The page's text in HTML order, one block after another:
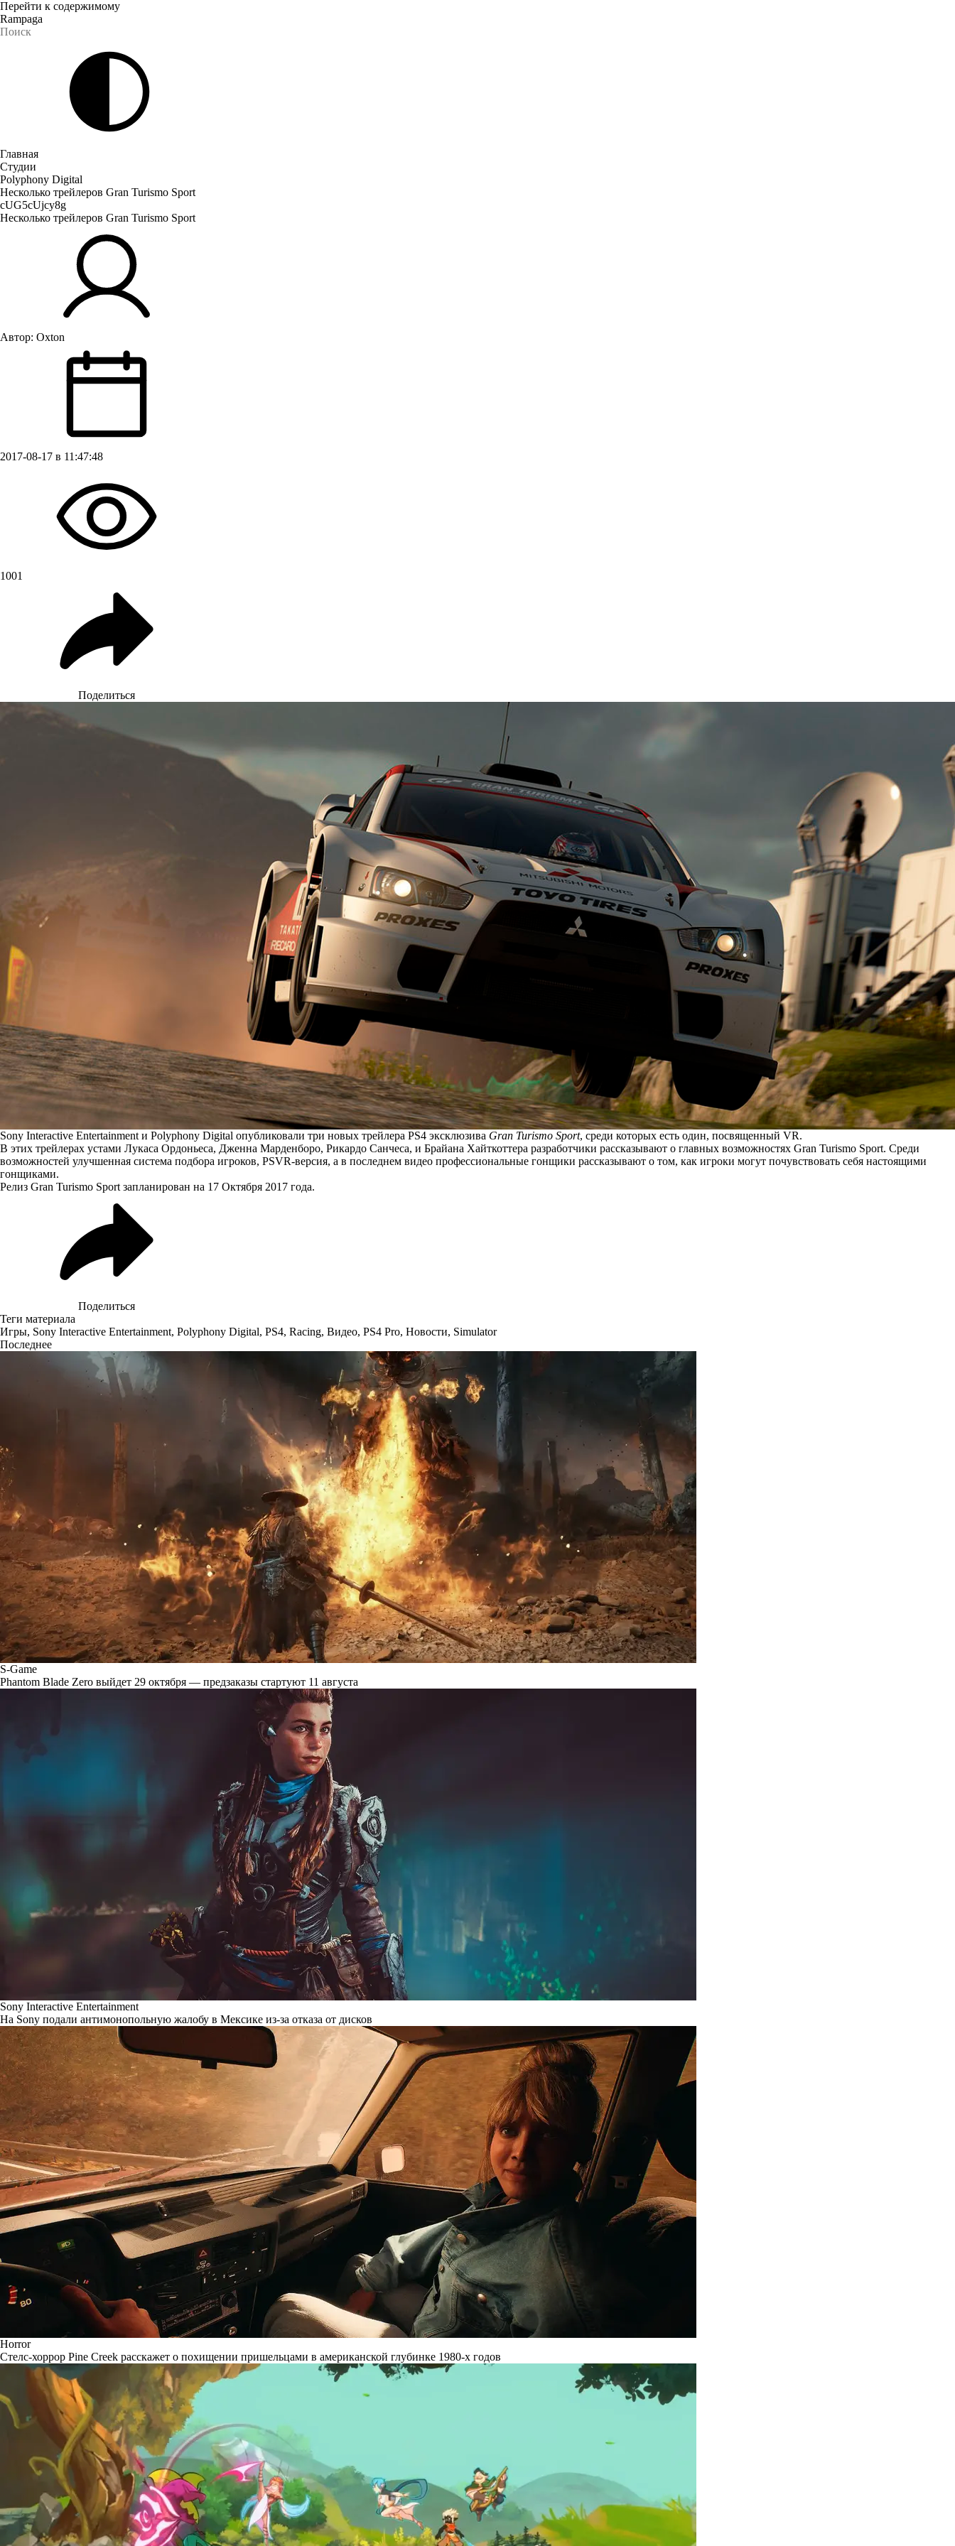
Перейти к содержимому
Rampaga
Главная
Студии
Polyphony Digital
Несколько трейлеров Gran Turismo Sport
cUG5cUjcy8g
Несколько трейлеров Gran Turismo Sport
Автор: Oxton
2017-08-17 в 11:47:48
1001
Поделиться
Sony Interactive Entertainment и Polyphony Digital опубликовали три новых трейлера PS4 эксклюзива Gran Turismo Sport, среди которых есть один, посвященный VR.
В этих трейлерах устами Лукаса Ордоньеса, Дженна Марденборо, Рикардо Санчеса, и Брайана Хайткоттера разработчики рассказывают о главных возможностях Gran Turismo Sport. Среди
возможностей улучшенная система подбора игроков, PSVR-версия, а в последнем видео профессиональные гонщики рассказывают о том, как игроки могут почувствовать себя настоящими
гонщиками.
Релиз Gran Turismo Sport запланирован на 17 Октября 2017 года.
Поделиться
Теги материала
Игры, Sony Interactive Entertainment, Polyphony Digital, PS4, Racing, Видео, PS4 Pro, Новости, Simulator
Последнее
S-Game
Phantom Blade Zero выйдет 29 октября — предзаказы стартуют 11 августа
Sony Interactive Entertainment
На Sony подали антимонопольную жалобу в Мексике из-за отказа от дисков
Horror
Стелс-хоррор Pine Creek расскажет о похищении пришельцами в американской глубинке 1980-х годов